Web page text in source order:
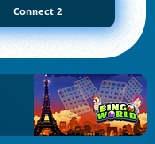
Connect 2